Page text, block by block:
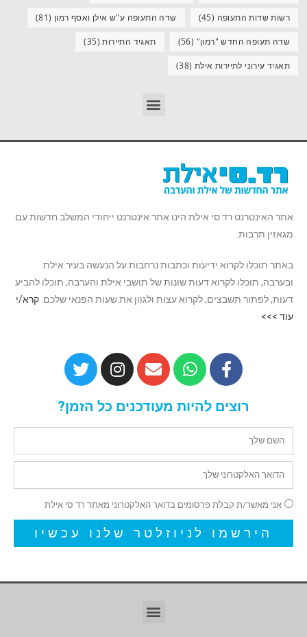
רשות שדות התעופה (45) שדה התעופה ע"ש אילן ואסף רמון (81)
שדה תעופה החדש "רמון" (56) תאגיד התיירות(35)
תאגיד עירוני לתיירות אילת (38)
אתר האינטרנט רד סי אילת הינו אתר אינטרנט ייחודי המשלב חדשות עם
מגאזין תרבות.
באתר תוכלו לקרוא ידיעות וכתבות נרחבות על הנעשה בעיר אילת
ובערבה, תוכלו לקרוא דעות שונות של תושבי אילת והערבה, תוכלו להביע
דעות, לפתור תשבצים, לקרוא עצות ולגוון את שעות הפנאי שלכם. קרא/י
עוד >>>
רוצים להיות מעודכנים כל הזמן?
אני מאשר/ת קבלת פרסומים בדואר האלקטרוני מאתר רד סי אילת
הירשמו לניוזלטר שלנו עכשיו